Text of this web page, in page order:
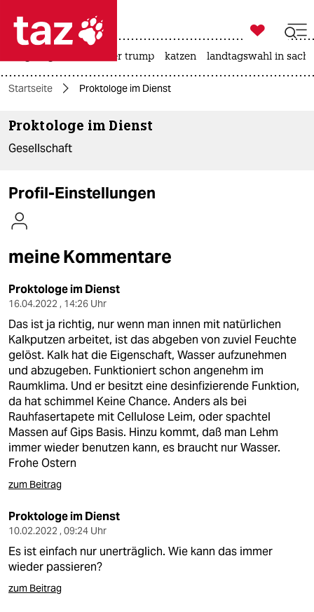
 taz zahl ich
taz zahl ich
themen
politik
öko
gesellschaft
kultur
sport
berlin
nord
wahrheit
verlag
verlag
veranstaltungen
shop
fragen & hilfe
unterstützen

taz zahl ich
usa unter trump katzen landtagswahl in
Startseite Proktologe im Dienst
Proktologe im Dienst
Gesellschaft
Profil-Einstellungen
meine Kommentare
Proktologe im Dienst
16.04.2022 , 14:26 Uhr
Das ist ja richtig, nur wenn man innen mit natürlichen
Kalkputzen arbeitet, ist das abgeben von zuviel Feuchte
gelöst. Kalk hat die Eigenschaft, Wasser aufzunehmen
und abzugeben. Funktioniert schon angenehm im
Raumklima. Und er besitzt eine desinfizierende Funktion,
da hat schimmel Keine Chance. Anders als bei
Rauhfasertapete mit Cellulose Leim, oder spachtel
Massen auf Gips Basis. Hinzu kommt, daß man Lehm
immer wieder benutzen kann, es braucht nur Wasser.
Frohe Ostern
zum Beitrag
Proktologe im Dienst
10.02.2022 , 09:24 Uhr
Es ist einfach nur unerträglich. Wie kann das immer
wieder passieren?
zum Beitrag